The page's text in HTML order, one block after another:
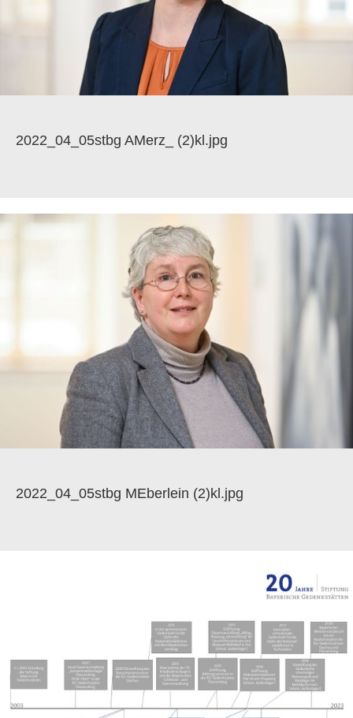
2022_04_05stbg AMerz_ (2)kl.jpg
2022_04_05stbg MEberlein (2)kl.jpg